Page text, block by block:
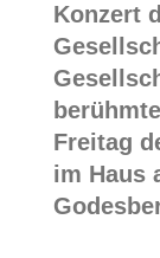
Konzert
Freitag
im Haus